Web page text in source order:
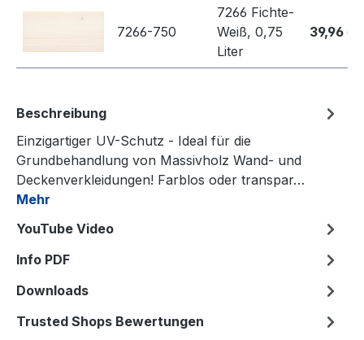
7266-750
7266 Fichte-
Weiß, 0,75
Liter
39,96 €
Beschreibung
Einzigartiger UV-Schutz - Ideal für die
Grundbehandlung von Massivholz Wand- und
Deckenverkleidungen! Farblos oder transpar…
Mehr
YouTube Video
Info PDF
Downloads
Trusted Shops Bewertungen